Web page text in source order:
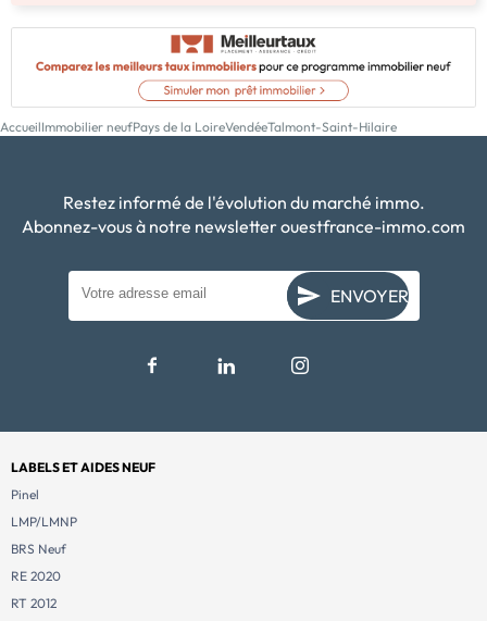
AccueilImmobilier neufPays de la LoireVendéeTalmont-Saint-Hilaire
Restez informé de l'évolution du marché immo.
Abonnez-vous à notre newsletter ouestfrance-immo.com
ENVOYER
LABELS ET AIDES NEUF
Pinel
LMP/LMNP
BRS Neuf
RE 2020
RT 2012